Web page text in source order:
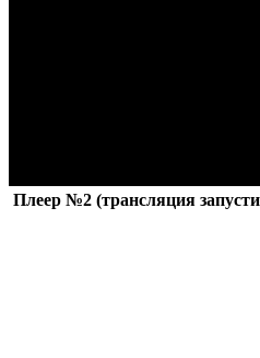
Плеер №2 (трансляция